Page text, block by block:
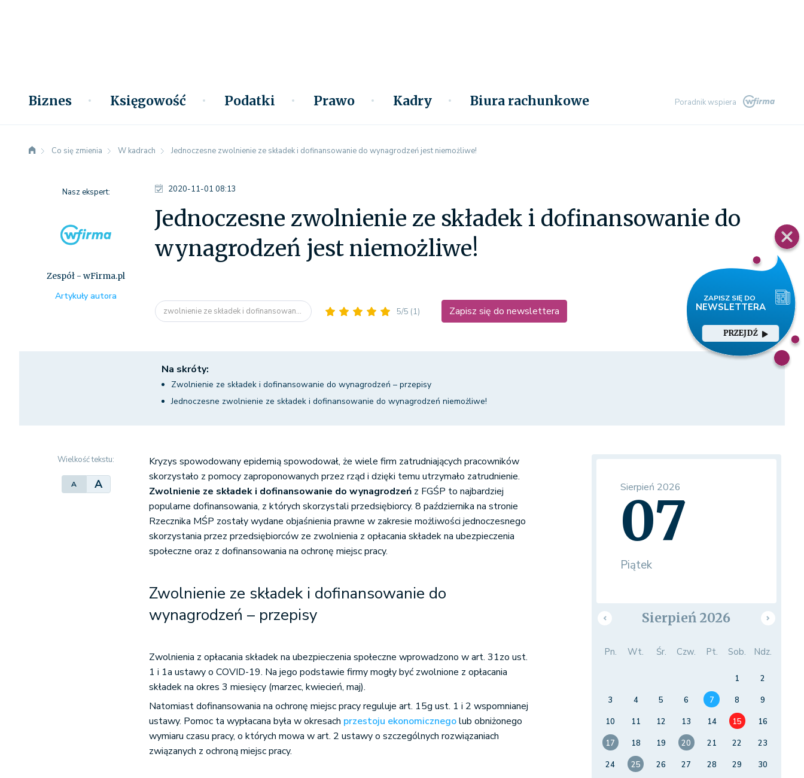
Biznes Księgowość Podatki Prawo Kadry Biura rachunkowe Poradnik wspiera
PRZEJDŹ
Co się zmienia W kadrach Jednoczesne zwolnienie ze składek i dofinansowanie do wynagrodzeń jest niemożliwe!
2020-11-01 08:13
Jednoczesne zwolnienie ze składek i dofinansowanie do
wynagrodzeń jest niemożliwe!
zwolnienie ze składek i dofinansowan... 5/5 (1) Zapisz się do newslettera
Nasz ekspert:
Zespół - wFirma.pl
Artykuły autora
Na skróty:
Zwolnienie ze składek i dofinansowanie do wynagrodzeń – przepisy
Jednoczesne zwolnienie ze składek i dofinansowanie do wynagrodzeń niemożliwe!
Wielkość tekstu:
A A
Kryzys spowodowany epidemią spowodował, że wiele firm zatrudniających pracowników
skorzystało z pomocy zaproponowanych przez rząd i dzięki temu utrzymało zatrudnienie.
Zwolnienie ze składek i dofinansowanie do wynagrodzeń z FGŚP to najbardziej
popularne dofinansowania, z których skorzystali przedsiębiorcy. 8 października na stronie
Rzecznika MŚP zostały wydane objaśnienia prawne w zakresie możliwości jednoczesnego
skorzystania przez przedsiębiorców ze zwolnienia z opłacania składek na ubezpieczenia
społeczne oraz z dofinansowania na ochronę miejsc pracy.
Zwolnienie ze składek i dofinansowanie do
wynagrodzeń– przepisy
Zwolnienia z opłacania składek na ubezpieczenia społeczne wprowadzono w art. 31zo ust.
1 i 1a ustawy o COVID-19. Na jego podstawie firmy mogły być zwolnione z opłacania
składek na okres 3 miesięcy (marzec, kwiecień, maj).
Natomiast dofinansowania na ochronę miejsc pracy reguluje art. 15g ust. 1 i 2 wspomnianej
ustawy. Pomoc ta wypłacana była w okresach przestoju ekonomicznegolub obniżonego
wymiaru czasu pracy, o których mowa w art. 2 ustawy o szczególnych rozwiązaniach
związanych z ochroną miejsc pracy.
Sierpień 2026
07
Piątek
Sierpień 2026
Pn. Wt. Śr. Czw. Pt. Sob. Ndz.
1
2
3
4 5 6 7 8
9
10
11 12 13 14 15
16
17
18 19 20 21 22
23
24
25 26 27 28 29
30